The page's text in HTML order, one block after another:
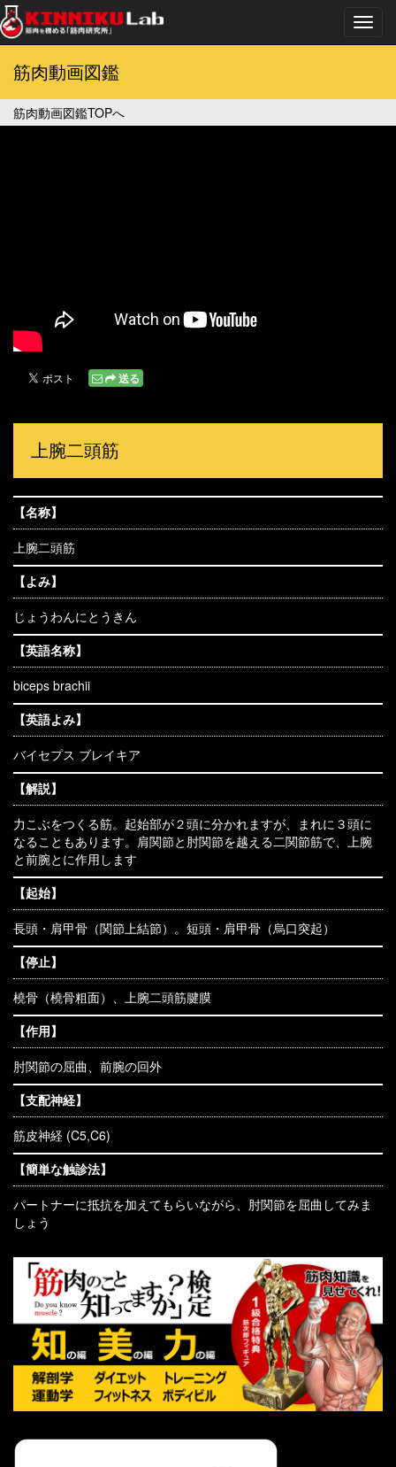
筋肉動画図鑑
筋肉動画図鑑TOPへ
送る
上腕二頭筋
【名称】
上腕二頭筋
【よみ】
じょうわんにとうきん
【英語名称】
biceps brachii
【英語よみ】
バイセプス ブレイキア
【解説】
力こぶをつくる筋。起始部が２頭に分かれますが、まれに３頭に
なることもあります。肩関節と肘関節を越える二関節筋で、上腕
と前腕とに作用します
【起始】
長頭・肩甲骨（関節上結節）。短頭・肩甲骨（烏口突起）
【停止】
橈骨（橈骨粗面）、上腕二頭筋腱膜
【作用】
肘関節の屈曲、前腕の回外
【支配神経】
筋皮神経 (C5,C6)
【簡単な触診法】
パートナーに抵抗を加えてもらいながら、肘関節を屈曲してみま
しょう